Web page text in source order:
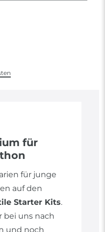
für
für junge
auf den
Starter Kits.
bei uns nach
und noch